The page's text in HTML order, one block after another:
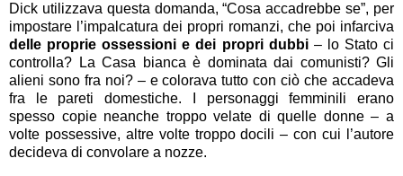
Dick utilizzava questa domanda, “Cosa accadrebbe se”, per
impostare l’impalcatura dei propri romanzi, che poi infarciva
delle proprie ossessioni e dei propri dubbi– lo Stato ci
controlla? La Casa bianca è dominata dai comunisti? Gli
alieni sono fra noi? – e colorava tutto con ciò che accadeva
fra le pareti domestiche. I personaggi femminili erano
spesso copie neanche troppo velate di quelle donne – a
volte possessive, altre volte troppo docili – con cui l’autore
decideva di convolare a nozze.